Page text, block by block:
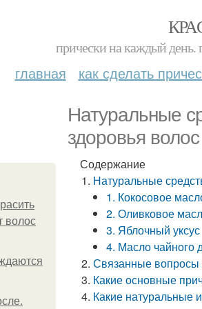
прически на каждый день.
главная как сделать
Натуральные
здоровья волос
волос
Содержание
Натуральные
1. Кокосовое
2. Оливковое
3. Яблочный уксус
4. Масло чайного
Связанные вопросы
Какие основные
Какие натуральные